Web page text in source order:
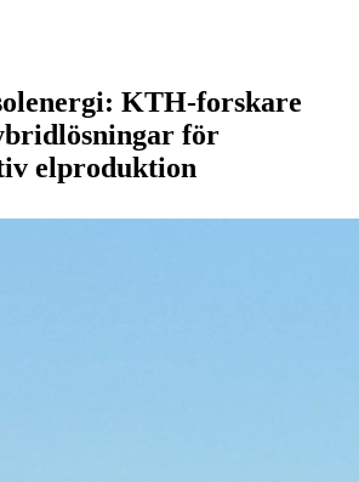
KTH-forskare
för
elproduktion